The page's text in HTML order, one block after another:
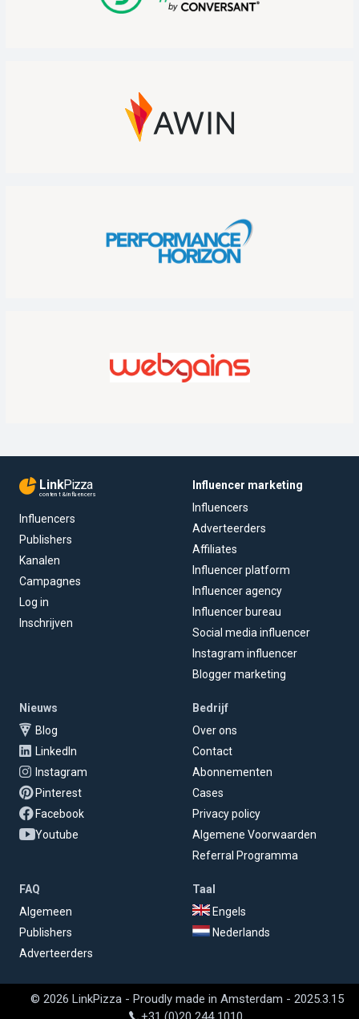
LinkPizza
content & influencers
Influencers
Publishers
Kanalen
Campagnes
Log in
Inschrijven
Influencer marketing
Influencers
Adverteerders
Affiliates
Influencer platform
Influencer agency
Influencer bureau
Social media influencer
Instagram influencer
Blogger marketing
Nieuws
Blog
LinkedIn
Instagram
Pinterest
Facebook
Youtube
Bedrijf
Over ons
Contact
Abonnementen
Cases
Privacy policy
Algemene Voorwaarden
Referral Programma
FAQ
Algemeen
Publishers
Adverteerders
Taal
Engels
Nederlands
© 2026 LinkPizza - Proudly made in Amsterdam - 2025.3.15